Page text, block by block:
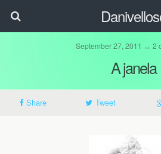
September 27, 2011 ↔ 2
A janela
Share Tweet